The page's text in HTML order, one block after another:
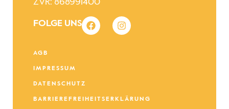
ZVR: 868991400
FOLGE UNS
AGB
IMPRESSUM
DATENSCHUTZ
BARRIEREFREIHEITSERKLÄRUNG